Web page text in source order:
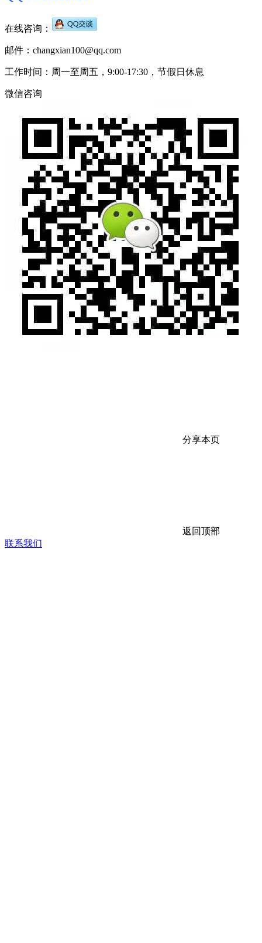
在线咨询：
邮件：changxian100@qq.com
工作时间：周一至周五，9:00-17:30，节假日休息
微信咨询
分享本页
返回顶部
联系我们